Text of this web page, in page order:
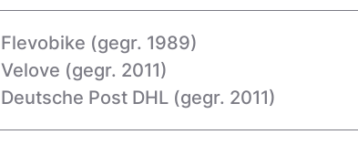
Flevobike (gegr. 1989)
Velove (gegr. 2011)
Deutsche Post DHL (gegr. 2011)